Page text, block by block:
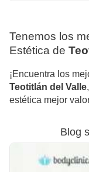
Tenemos los
Estética de
¡Encuentra los
Teotitlán del Valle
estética mejor
Blog